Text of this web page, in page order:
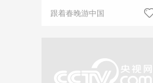
跟着春晚游中国